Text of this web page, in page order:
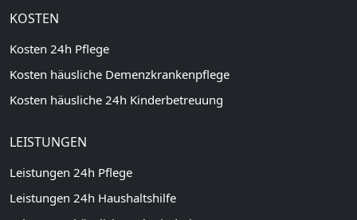
KOSTEN
Kosten 24h Pflege
Kosten häusliche Demenzkrankenpflege
Kosten häusliche 24h Kinderbetreuung
LEISTUNGEN
Leistungen 24h Pflege
Leistungen 24h Haushaltshilfe